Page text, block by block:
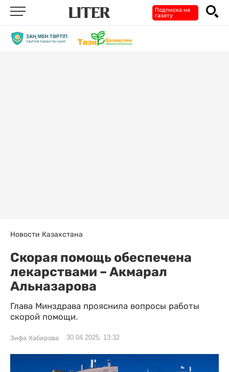
Подписка на
газету
Новости Казахстана
Скорая помощь обеспечена
лекарствами – Акмарал
Альназарова
Глава Минздрава прояснила вопросы работы
скорой помощи.
Зифа Хабирова 30.04.2025, 13:32